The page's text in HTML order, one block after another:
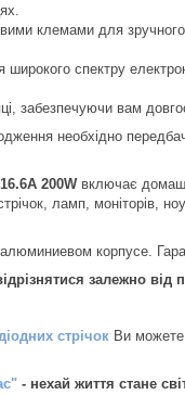
клемами для
спектру
забезпечуючи вам
необхідно
200W включає
ламп, моніторів,
залежно від
стрічок Ви можете
- нехай життя стане